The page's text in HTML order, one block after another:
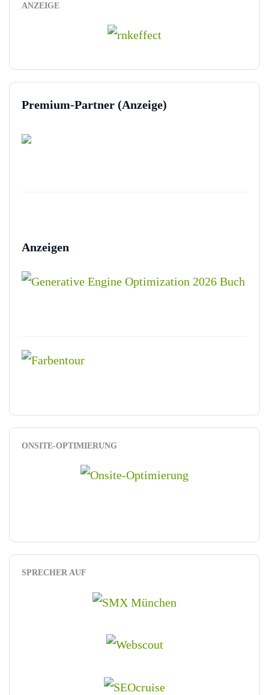
ANZEIGE
Premium-Partner (Anzeige)
Anzeigen
ONSITE-OPTIMIERUNG
SPRECHER AUF